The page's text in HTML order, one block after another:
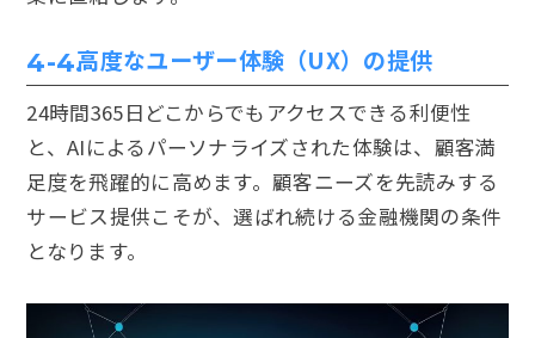
4-4.高度なユーザー体験（UX）の提供
24時間365日どこからでもアクセスできる利便性
と、AIによるパーソナライズされた体験は、顧客満
足度を飛躍的に高めます。顧客ニーズを先読みする
サービス提供こそが、選ばれ続ける金融機関の条件
となります。